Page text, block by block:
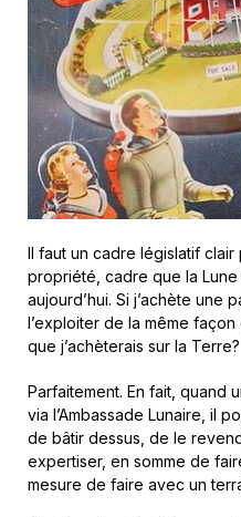
Il faut un cadre législatif
propriété, cadre que la
aujourd’hui. Si j’achète une
l’exploiter de la même
que j’achèterais sur la Terre?
Parfaitement. En fait, quand
via l’Ambassade Lunaire, il
de bâtir dessus, de le
expertiser, en somme de
mesure de faire avec un